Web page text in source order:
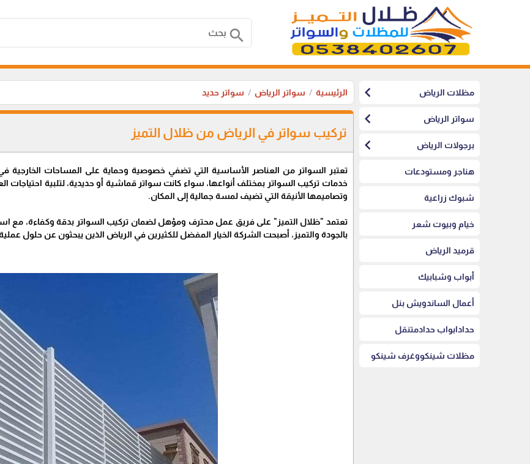
search
مظلات الرياض chevron_left
سواتر الرياض chevron_left
برجولات الرياض chevron_left
هناجر ومستودعات
شبوك زراعية
خيام وبيوت شعر
قرميد الرياض
أبواب وشبابيك
أعمال الساندويش بنل
حدادابواب حدادمتنقل
مظلات شينكووغرف شينكو
الرئيسية سواتر الرياض سواتر حديد
تركيب سواتر في الرياض من ظلال التميز
تعتبر السواتر من العناصر الأساسية التي تضفي خصوصية وحماية على المساحات الخارجية
خدمات تركيب السواتر بمختلف أنواعها، سواء كانت سواتر قماشية أو حديدية، لتلبية احتياجات
وتصاميمها الأنيقة التي تضيف لمسة جمالية إلى المكان.
تعتمد "ظلال التميز" على فريق عمل محترف ومؤهل لضمان تركيب السواتر بدقة وكفاءة، مع
بالجودة والتميز، أصبحت الشركة الخيار المفضل للكثيرين في الرياض الذين يبحثون عن حلول